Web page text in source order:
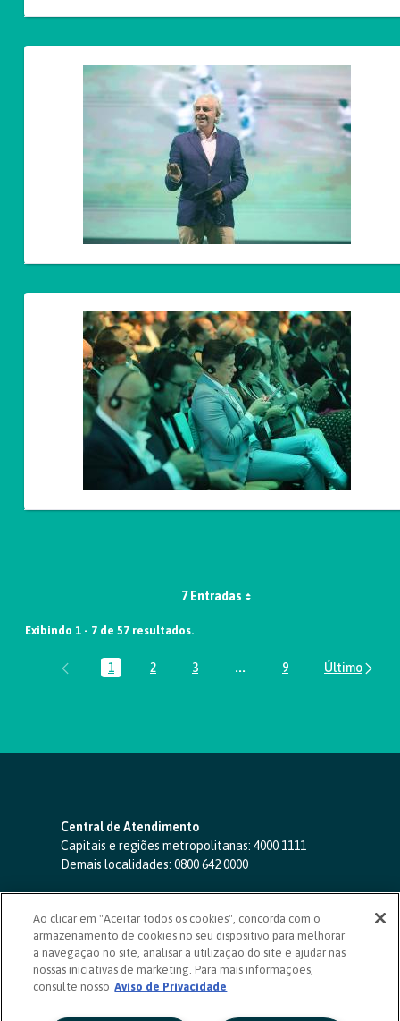
7 Entradas
Exibindo 1 - 7 de 57 resultados.
Página
1 Página
2 Página
3 ...Páginas intermediárias
Página
9
Central de Atendimento
Capitais e regiões metropolitanas: 4000 1111
Demais localidades: 0800 642 0000
SAC 24 horas-0800 724 4420
Ouvidoria
0800 725 0996
(de segunda a sexta, das 8h às 20h)
ouvidoriasicoob.com.br
Deficientes auditivos ou de fala
Ao clicar em "Aceitar todos os cookies", concorda com o
armazenamento de cookies no seu dispositivo para melhorar
a navegação no site, analisar a utilização do site e ajudar nas
nossas iniciativas de marketing. Para mais informações,
consulte nosso Aviso de Privacidade